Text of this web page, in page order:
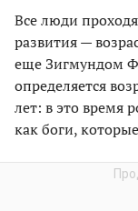
Все люди
развития —
еще Зигмундом
определяется
лет: в это время
как боги,